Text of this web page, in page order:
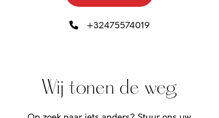
+32475574019
Wij tonen de weg